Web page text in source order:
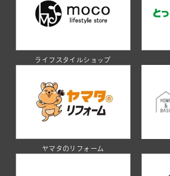
ライフスタイルショップ
ヤマタのリフォーム